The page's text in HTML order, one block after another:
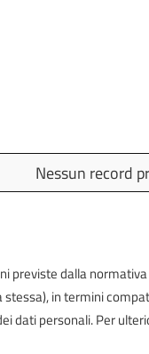
Nessun record
previste dalla
in termini
dati personali. Per